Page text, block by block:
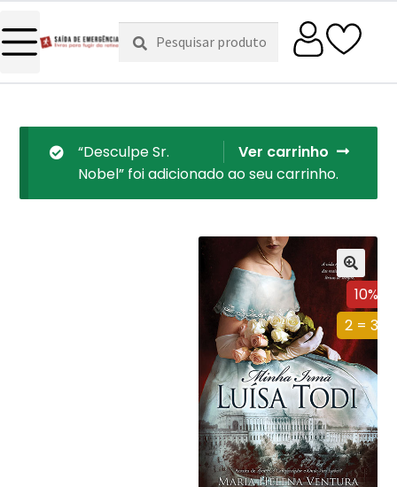
Pesquisar
por:
Pesquisa
Ver carrinho
“Desculpe Sr.
Nobel” foi adicionado ao seu carrinho.
10%
2 = 3